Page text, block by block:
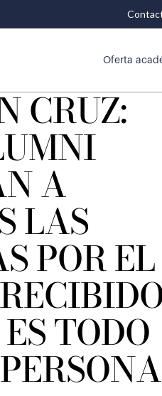
Oferta
CRUZ:
A
LAS
POR EL
TODO